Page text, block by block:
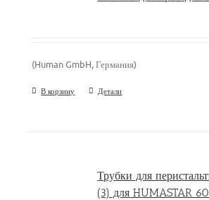
(Human GmbH, Германия)
В корзину Детали
Трубки для
(3) для HUMASTAR